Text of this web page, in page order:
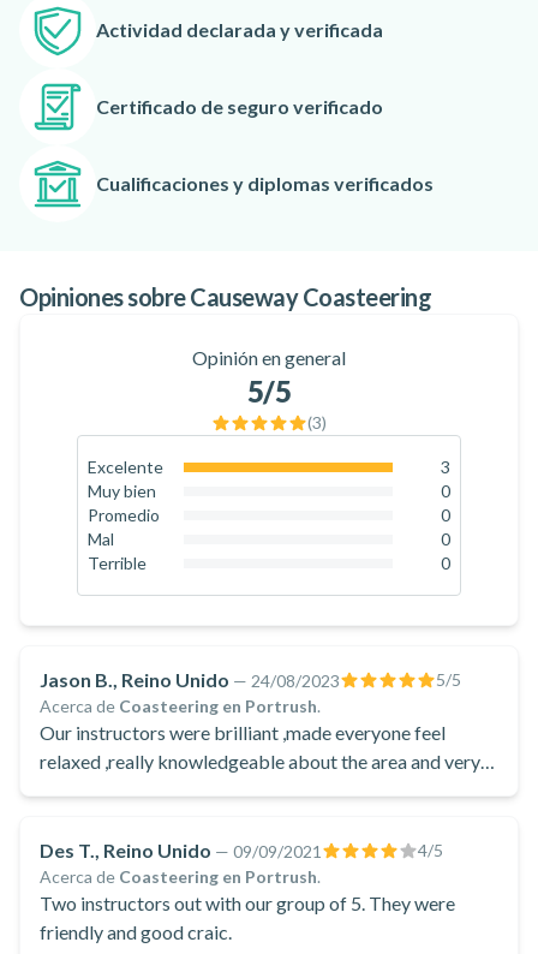
mientras saltas, te zambulles y escalas por la costa. Se
asegurarán de que disfrutes al máximo de tu estancia. ¡No te
olvides de la GoPro!
Actividad declarada y verificada
Certificado de seguro verificado
Cualificaciones y diplomas verificados
Opiniones sobre Causeway Coasteering
Opinión en general
5/5
(3)
Excelente
3
Muy bien
0
Promedio
0
Mal
0
Terrible
0
Jason B., Reino Unido — 24/08/2023 5/5
Acerca de Coasteering en Portrush.
Our instructors were brilliant ,made everyone feel
relaxed ,really knowledgeable about the area and very
Des T., Reino Unido — 09/09/2021 4/5
Acerca de Coasteering en Portrush.
Two instructors out with our group of 5. They were
friendly and good craic.